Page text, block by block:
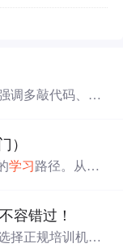
调多敲代码、技
）
学习路径。从数
容错过！
择正规培训机